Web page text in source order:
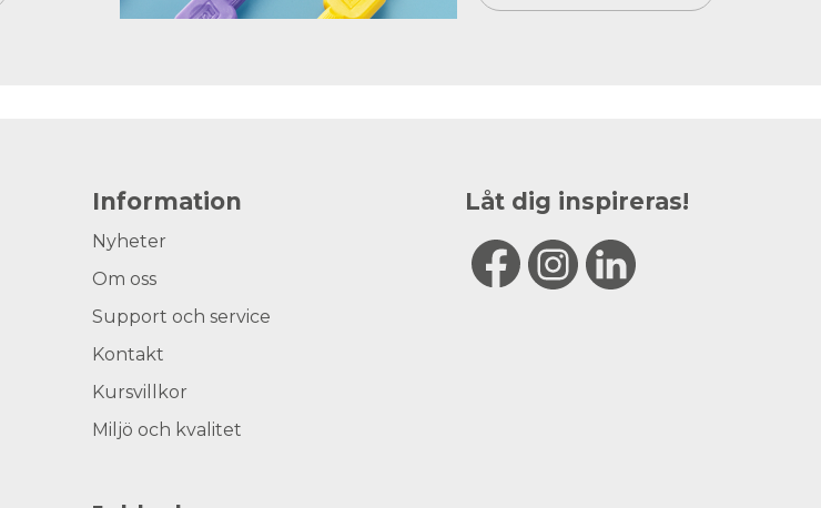
Information
Nyheter
Om oss
Support och service
Kontakt
Kursvillkor
Miljö och kvalitet
Låt dig inspireras!